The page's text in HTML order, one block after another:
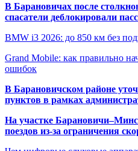
В Барановичах после
спасатели деблокировали
BMW i3 2026: до 850 км без
Grand Mobile: как правильно
ошибок
В Барановичском районе
пунктов в рамках
На участке
поездов из-за ограничения